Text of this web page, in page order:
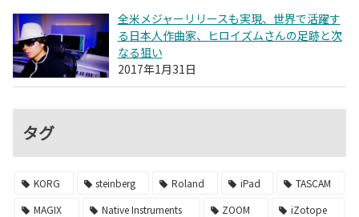
全米メジャーリリースも実現、世界で活躍す
る日本人作曲家、ヒロイズムさんの足跡と次
なる狙い
2017年1月31日
タグ
KORG steinberg Roland iPad
TASCAM
MAGIX
Native Instruments ZOOM
iZotope